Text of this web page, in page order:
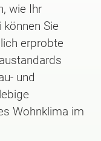
wie Ihr
Sie
erprobte
und
Wohnklima im